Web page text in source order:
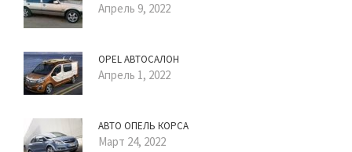
Апрель 9, 2022
OPEL АВТОСАЛОН
Апрель 1, 2022
АВТО ОПЕЛЬ КОРСА
Март 24, 2022